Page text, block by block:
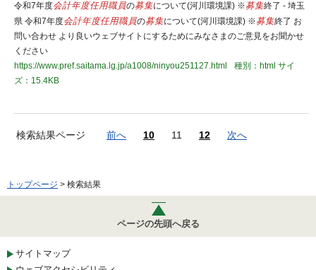
令和7年度会計年度任用職員の募集について(河川環境課) ※募集終了 - 埼玉
県 令和7年度会計年度任用職員の募集について(河川環境課) ※募集終了 お
問い合わせ より良いウェブサイトにするためにみなさまのご意見をお聞かせ
ください
https://www.pref.saitama.lg.jp/a1008/ninyou251127.html
種別：html サイ
ズ：15.4KB
検索結果ページ 前へ 10 11 12 次へ
トップページ > 検索結果
ページの先頭へ戻る
サイトマップ